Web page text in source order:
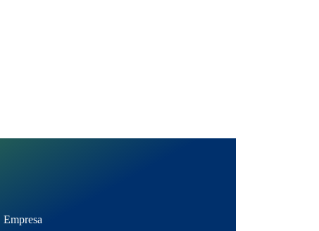
Empresa